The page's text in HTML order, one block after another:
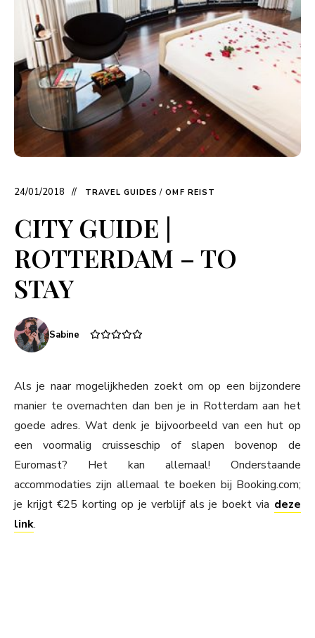
24/01/2018 TRAVEL GUIDES / OMF REIST
CITY GUIDE |
ROTTERDAM – TO
STAY
Sabine
Als je naar mogelijkheden zoekt om op een bijzondere
manier te overnachten dan ben je in Rotterdam aan het
goede adres. Wat denk je bijvoorbeeld van een hut op
een voormalig cruisseschip of slapen bovenop de
Euromast? Het kan allemaal! Onderstaande
accommodaties zijn allemaal te boeken bij Booking.com;
je krijgt €25 korting op je verblijf als je boekt via deze
link.